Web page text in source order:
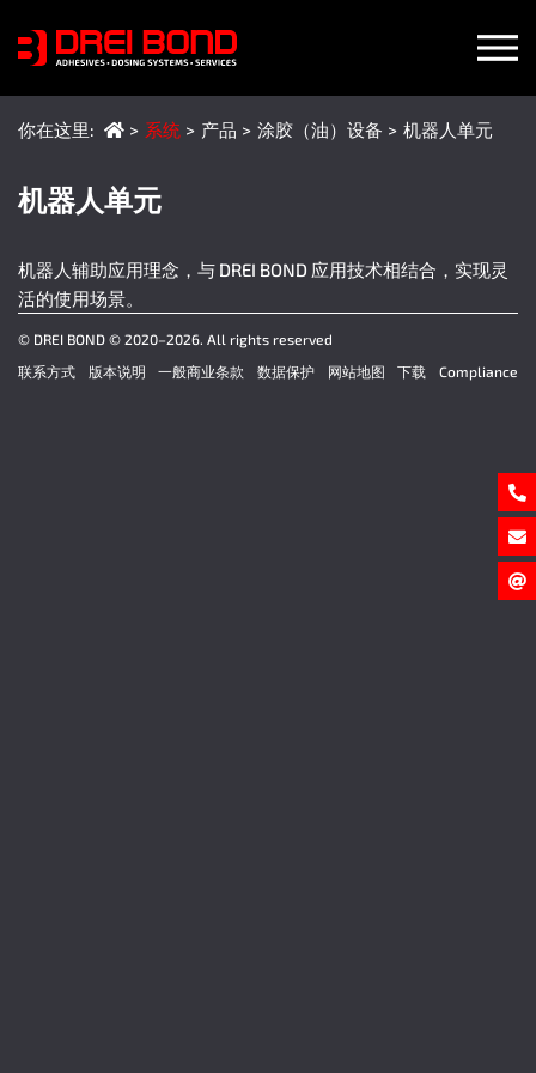
你在这里: 系统 产品 涂胶（油）设备 机器人单元(当
机器人单元
机器人辅助应用理念，与 DREI BOND 应用技术相结合，实现灵
活的使用场景。
© DREI BOND © 2020–2026. All rights reserved
联系方式
版本说明 一般商业条款 数据保护 网站地图 下载 Compliance